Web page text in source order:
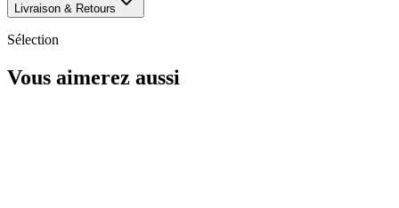
Livraison & Retours
Sélection
Vous aimerez aussi